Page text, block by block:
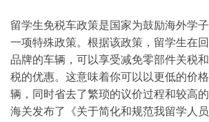
留学生免税车政策是国家为鼓励海外学
一项特殊政策。根据该政策，留学生在
品牌的车辆，可以享受减免零部件关税
税的优惠。这意味着你可以以更低的价
辆，同时省去了繁琐的议价过程和较高
海关发布了《关于简化和规范我留学人